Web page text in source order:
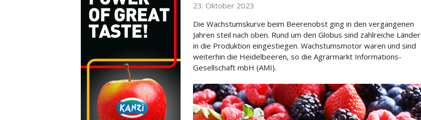
23. Oktober 2023
Die Wachstumskurve beim Beerenobst ging in den vergangenen
Jahren steil nach oben. Rund um den Globus sind zahlreiche Länder
in die Produktion eingestiegen. Wachstumsmotor waren und sind
weiterhin die Heidelbeeren, so die Agrarmarkt Informations-
Gesellschaft mbH (AMI).